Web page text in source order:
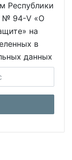
Республики
№ 94-V «О
на
в
данных